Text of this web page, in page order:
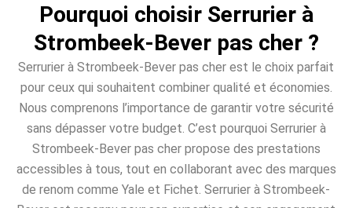
Pourquoi choisir Serrurier à
Strombeek-Bever pas cher ?
Serrurier à Strombeek-Bever pas cher est le choix parfait
pour ceux qui souhaitent combiner qualité et économies.
Nous comprenons l’importance de garantir votre sécurité
sans dépasser votre budget. C’est pourquoi Serrurier à
Strombeek-Bever pas cher propose des prestations
accessibles à tous, tout en collaborant avec des marques
de renom comme Yale et Fichet. Serrurier à Strombeek-